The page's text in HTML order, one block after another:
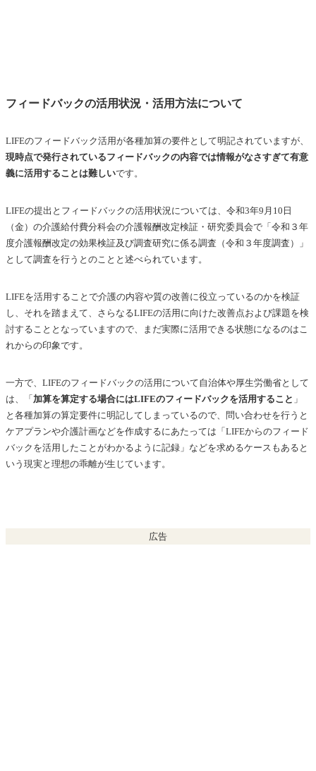
フィードバックの活用状況・活用方法について
LIFEのフィードバック活用が各種加算の要件として明記されていますが、
現時点で発行されているフィードバックの内容では情報がなさすぎて有意
義に活用することは難しいです。
LIFEの提出とフィードバックの活用状況については、令和3年9月10日
（金）の介護給付費分科会の介護報酬改定検証・研究委員会で「令和３年
度介護報酬改定の効果検証及び調査研究に係る調査（令和３年度調査）」
として調査を行うとのことと述べられています。
LIFEを活用することで介護の内容や質の改善に役立っているのかを検証
し、それを踏まえて、さらなるLIFEの活用に向けた改善点および課題を検
討することとなっていますので、まだ実際に活用できる状態になるのはこ
れからの印象です。
一方で、LIFEのフィードバックの活用について自治体や厚生労働省として
は、「 加算を算定する場合にはLIFEのフィードバックを活用すること 」
と各種加算の算定要件に明記してしまっているので、問い合わせを行うと
ケアプランや介護計画などを作成するにあたっては「LIFEからのフィード
バックを活用したことがわかるように記録」などを求めるケースもあると
いう現実と理想の乖離が生じています。
広告